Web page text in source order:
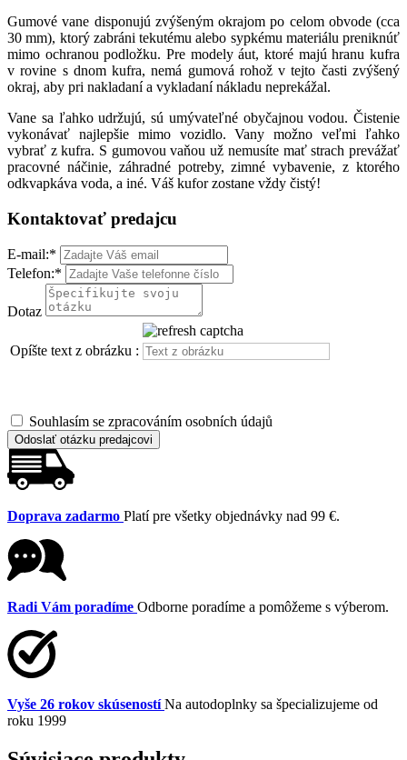
Gumové vane disponujú zvýšeným okrajom po celom obvode (cca
30 mm), ktorý zabráni tekutému alebo sypkému materiálu preniknúť
mimo ochranou podložku. Pre modely áut, ktoré majú hranu kufra
v rovine s dnom kufra, nemá gumová rohož v tejto časti zvýšený
okraj, aby pri nakladaní a vykladaní nákladu neprekážal.
Vane sa ľahko udržujú, sú umývateľné obyčajnou vodou. Čistenie
vykonávať najlepšie mimo vozidlo. Vany možno veľmi ľahko
vybrať z kufra. S gumovou vaňou už nemusíte mať strach prevážať
pracovné náčinie, záhradné potreby, zimné vybavenie, z ktorého
odkvapkáva voda, a iné. Váš kufor zostane vždy čistý!
Kontaktovať predajcu
E-mail:*
Telefon:*
Dotaz
Opíšte text z obrázku :
Souhlasím se zpracováním osobních údajů
Odoslať otázku predajcovi
Doprava zadarmo Platí pre všetky objednávky nad 99 €.
Radi Vám poradíme Odborne poradíme a pomôžeme s výberom.
Vyše 26 rokov skúseností Na autodoplnky sa špecializujeme od
roku 1999